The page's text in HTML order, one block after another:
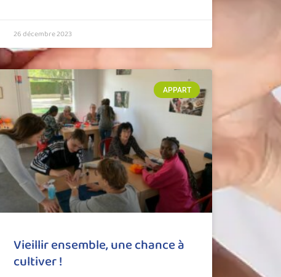
26 décembre 2023
APPART
Vieillir ensemble, une chance à
cultiver !